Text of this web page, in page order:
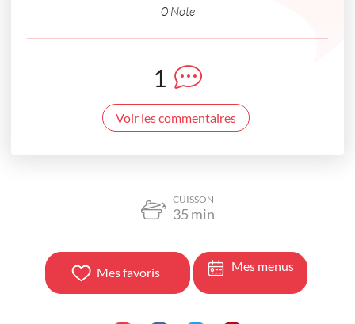
0 Note
1
Voir les commentaires
CUISSON
35 min
Mes favoris Mes menus